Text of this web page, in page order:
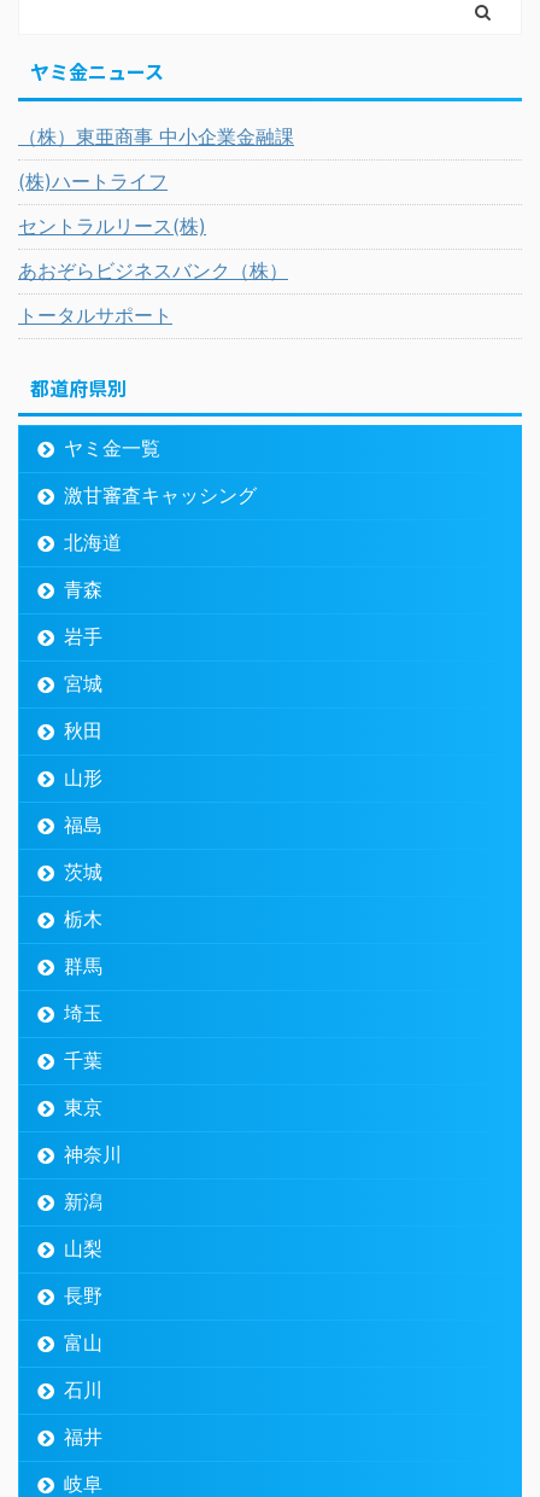
ヤミ金ニュース
（株）東亜商事 中小企業金融課
(株)ハートライフ
セントラルリース(株)
あおぞらビジネスバンク（株）
トータルサポート
都道府県別
ヤミ金一覧
激甘審査キャッシング
北海道
青森
岩手
宮城
秋田
山形
福島
茨城
栃木
群馬
埼玉
千葉
東京
神奈川
新潟
山梨
長野
富山
石川
福井
岐阜